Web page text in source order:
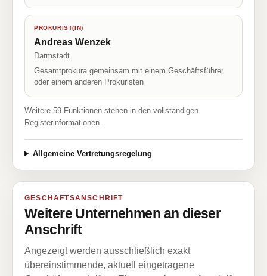
PROKURIST(IN)
Andreas Wenzek
Darmstadt
Gesamtprokura gemeinsam mit einem Geschäftsführer
oder einem anderen Prokuristen
Weitere 59 Funktionen stehen in den vollständigen
Registerinformationen.
Allgemeine Vertretungsregelung
GESCHÄFTSANSCHRIFT
Weitere Unternehmen an dieser
Anschrift
Angezeigt werden ausschließlich exakt
übereinstimmende, aktuell eingetragene